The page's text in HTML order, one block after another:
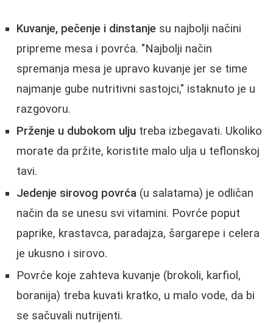
Kuvanje, pečenje i dinstanje su najbolji načini
pripreme mesa i povrća. "Najbolji način
spremanja mesa je upravo kuvanje jer se time
najmanje gube nutritivni sastojci," istaknuto je u
razgovoru.
Prženje u dubokom ulju treba izbegavati. Ukoliko
morate da pržite, koristite malo ulja u teflonskoj
tavi.
Jedenje sirovog povrća (u salatama) je odličan
način da se unesu svi vitamini. Povrće poput
paprike, krastavca, paradajza, šargarepe i celera
je ukusno i sirovo.
Povrće koje zahteva kuvanje (brokoli, karfiol,
boranija) treba kuvati kratko, u malo vode, da bi
se sačuvali nutrijenti.